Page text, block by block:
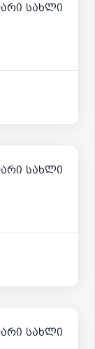
სახლი
| m² 961
სახლი
| m² 2 128
სახლი